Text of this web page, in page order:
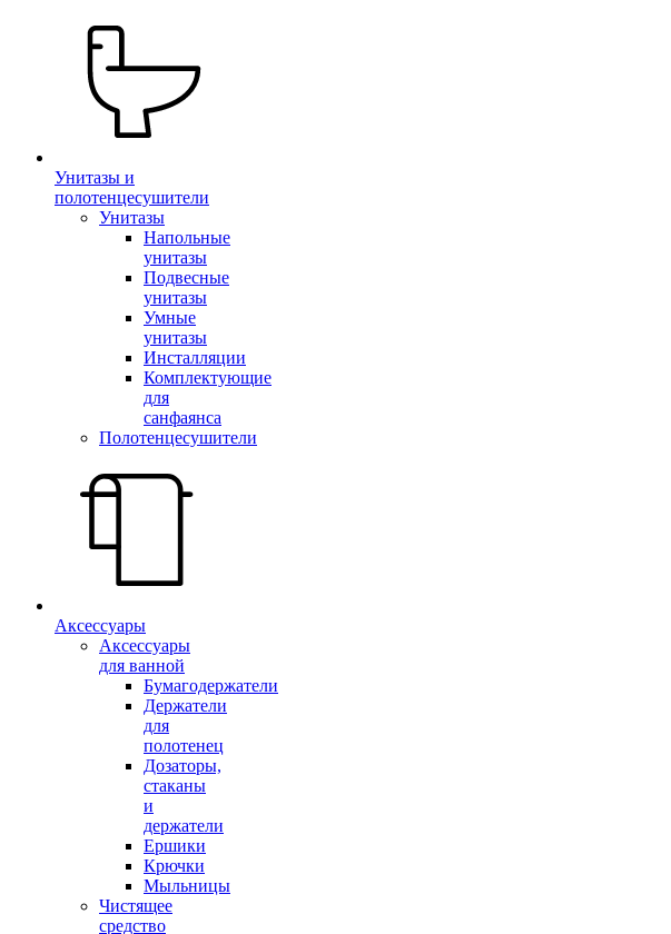
Унитазы и
полотенцесушители
Унитазы
Напольные
унитазы
Подвесные
унитазы
Умные
унитазы
Инсталляции
Комплектующие
для
санфаянса
Полотенцесушители
Аксессуары
Аксессуары
для ванной
Бумагодержатели
Держатели
для
полотенец
Дозаторы,
стаканы
и
держатели
Ершики
Крючки
Мыльницы
Чистящее
средство